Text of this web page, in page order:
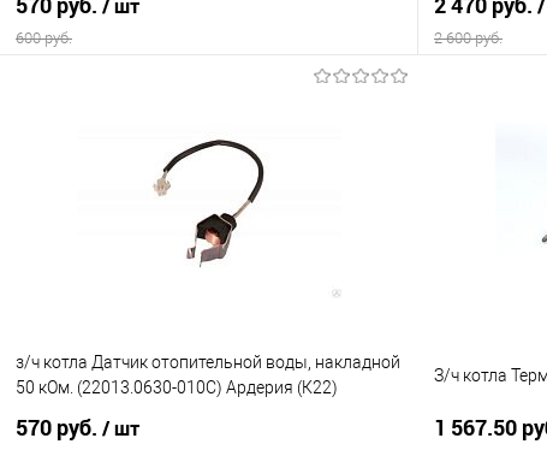
/ шт
600 руб.
Сравнение
2 600 руб.
з/ч котла Датчик отопительной воды, накладной
50 кОм. (22013.0630-010С) Ардерия (К22)
570 руб. / шт
З/ч котла
1 567.50